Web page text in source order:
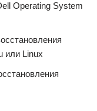
Operating System
или Linux